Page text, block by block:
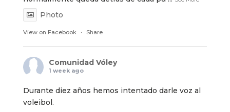
Photo
View on Facebook · Share
Comunidad Vóley
1 week ago
Durante diez años hemos intentado darle voz al
voleibol.